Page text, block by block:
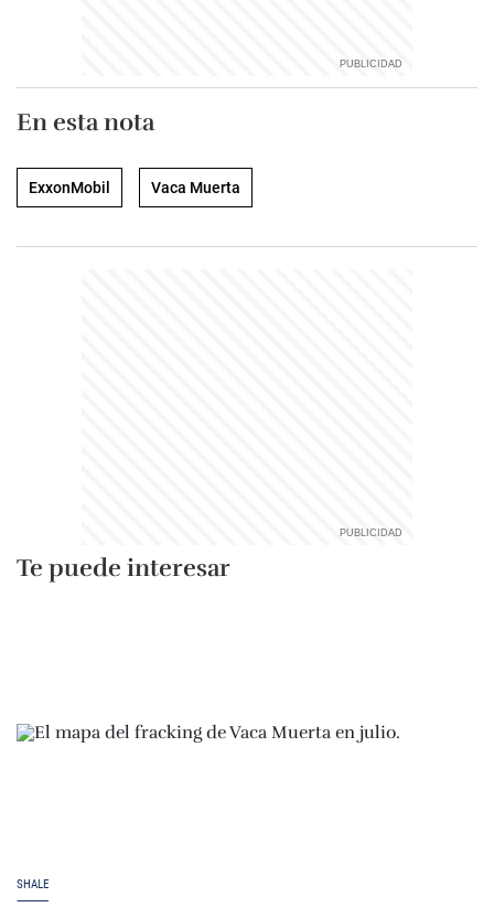
En esta nota
ExxonMobil Vaca Muerta
Te puede interesar
SHALE